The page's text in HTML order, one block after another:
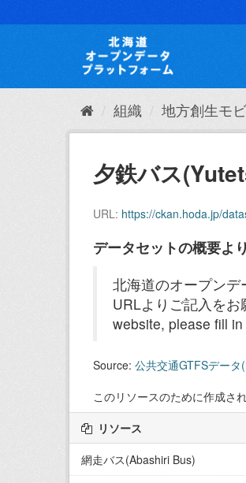
キ
て
組織 地方創生モ
夕鉄バス
URL: https://ckan.hoda.jp/
データセットの概要より
北海道のオープン
URLよりご記入を
website, please fill
Source: 公共交通GTFSデー
このリソースのために作成さ
リソース
網走バス(Abashiri Bus)